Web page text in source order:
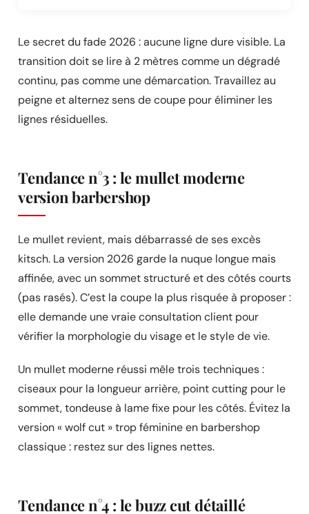
Le secret du fade 2026 : aucune ligne dure visible. La
transition doit se lire à 2 mètres comme un dégradé
continu, pas comme une démarcation. Travaillez au
peigne et alternez sens de coupe pour éliminer les
lignes résiduelles.
Tendance n°3 : le mullet moderne
version barbershop
Le mullet revient, mais débarrassé de ses excès
kitsch. La version 2026 garde la nuque longue mais
affinée, avec un sommet structuré et des côtés courts
(pas rasés). C’est la coupe la plus risquée à proposer :
elle demande une vraie consultation client pour
vérifier la morphologie du visage et le style de vie.
Un mullet moderne réussi mêle trois techniques :
ciseaux pour la longueur arrière, point cutting pour le
sommet, tondeuse à lame fixe pour les côtés. Évitez la
version « wolf cut » trop féminine en barbershop
classique : restez sur des lignes nettes.
Tendance n°4 : le buzz cut détaillé